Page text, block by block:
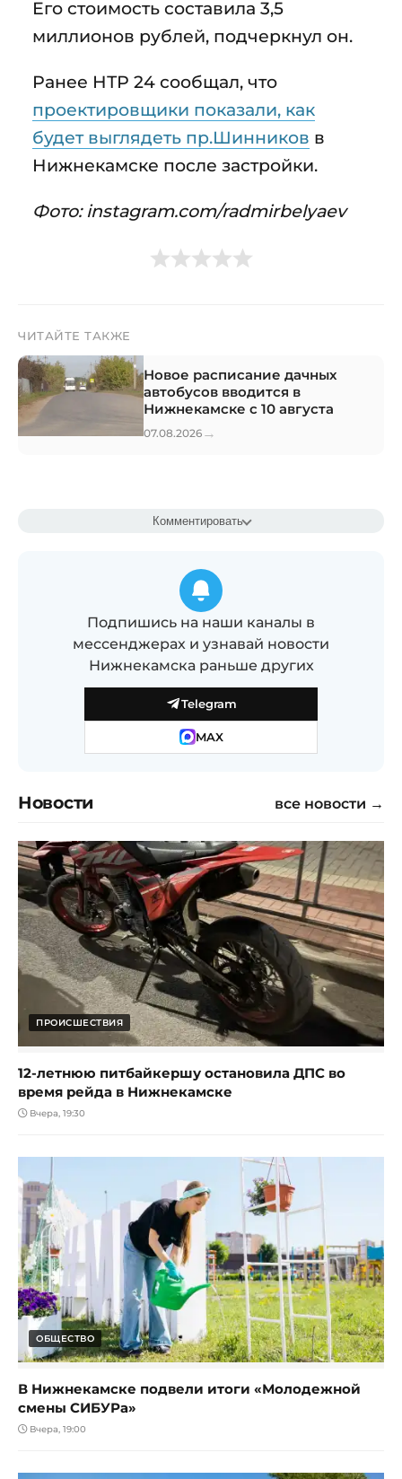
Его стоимость составила 3,5
миллионов рублей, подчеркнул он.
Ранее НТР 24 сообщал, что
проектировщики показали, как
будет выглядеть пр.Шинников в
Нижнекамске после застройки.
Фото: instagram.com/radmirbelyaev
ЧИТАЙТЕ ТАКЖЕ
Новое расписание дачных
автобусов вводится в
Нижнекамске с 10 августа
07.08.2026 →
Комментировать
Подпишись на наши каналы в
мессенджерах и узнавай новости
Нижнекамска раньше других
Telegram
MAX
Новости все новости →
ПРОИСШЕСТВИЯ
12-летнюю питбайкершу остановила ДПС во
время рейда в Нижнекамске
Вчера, 19:30
ОБЩЕСТВО
В Нижнекамске подвели итоги «Молодежной
смены СИБУРа»
Вчера, 19:00